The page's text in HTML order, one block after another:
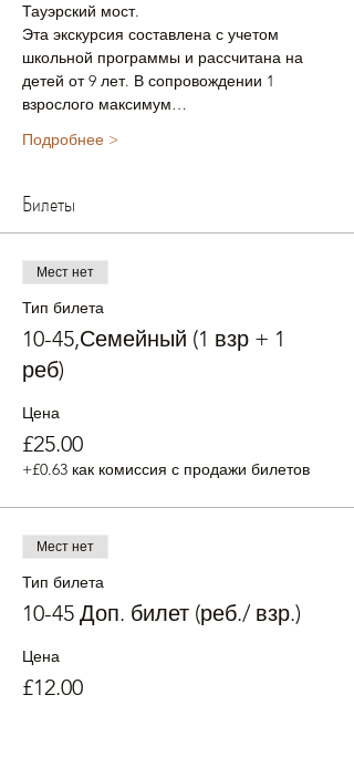
Тауэрский мост.
Эта экскурсия составлена с учетом
школьной программы и рассчитана на
детей от 9 лет. В сопровождении 1
взрослого максимум…
Подробнее >
Билеты
Мест нет
Тип билета
10-45,Семейный (1 взр + 1
реб)
Цена
£25.00
+£0.63 как комиссия с продажи билетов
Мест нет
Тип билета
10-45 Доп. билет (реб./ взр.)
Цена
£12.00